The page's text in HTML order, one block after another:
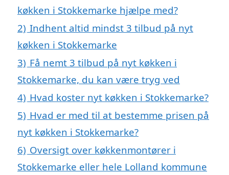
køkken i Stokkemarke hjælpe med?
2) Indhent altid mindst 3 tilbud på nyt
køkken i Stokkemarke
3) Få nemt 3 tilbud på nyt køkken i
Stokkemarke, du kan være tryg ved
4) Hvad koster nyt køkken i Stokkemarke?
5) Hvad er med til at bestemme prisen på
nyt køkken i Stokkemarke?
6) Oversigt over køkkenmontører i
Stokkemarke eller hele Lolland kommune